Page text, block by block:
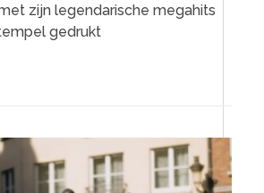
zijn legendarische megahits
gedrukt